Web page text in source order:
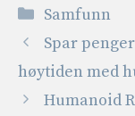
Kategorier
Samfunn
Spar
høytiden med
Humanoid